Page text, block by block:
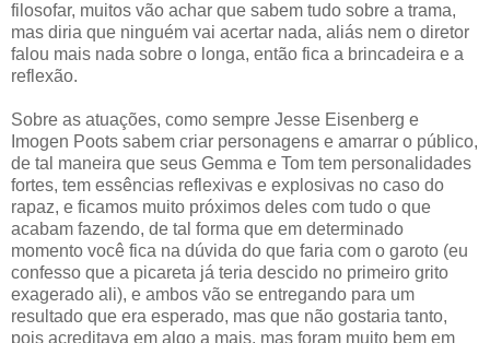
filosofar, muitos vão achar que sabem tudo sobre a trama,
mas diria que ninguém vai acertar nada, aliás nem o diretor
falou mais nada sobre o longa, então fica a brincadeira e a
reflexão.
Sobre as atuações, como sempre Jesse Eisenberg e
Imogen Poots sabem criar personagens e amarrar o público,
de tal maneira que seus Gemma e Tom tem personalidades
fortes, tem essências reflexivas e explosivas no caso do
rapaz, e ficamos muito próximos deles com tudo o que
acabam fazendo, de tal forma que em determinado
momento você fica na dúvida do que faria com o garoto (eu
confesso que a picareta já teria descido no primeiro grito
exagerado ali), e ambos vão se entregando para um
resultado que era esperado, mas que não gostaria tanto,
pois acreditava em algo a mais, mas foram muito bem em